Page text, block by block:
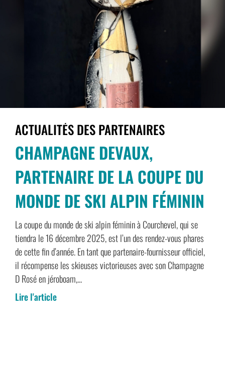
ACTUALITÉS DES PARTENAIRES
CHAMPAGNE DEVAUX,
PARTENAIRE DE LA COUPE DU
MONDE DE SKI ALPIN FÉMININ
La coupe du monde de ski alpin féminin à Courchevel, qui se
tiendra le 16 décembre 2025, est l’un des rendez-vous phares
de cette fin d’année. En tant que partenaire-fournisseur officiel,
il récompense les skieuses victorieuses avec son Champagne
D Rosé en jéroboam,...
Lire l'article